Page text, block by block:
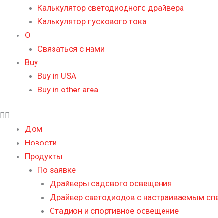
Калькулятор светодиодного драйвера
Калькулятор пускового тока
О
Связаться с нами
Buy
Buy in USA
Buy in other area
Дом
Новости
Продукты
По заявке
Драйверы садового освещения
Драйвер светодиодов с настраиваемым
Стадион и спортивное освещение